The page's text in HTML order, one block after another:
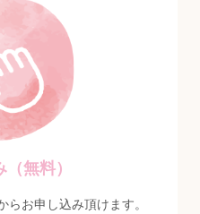
無料）
お申し込み頂けます。